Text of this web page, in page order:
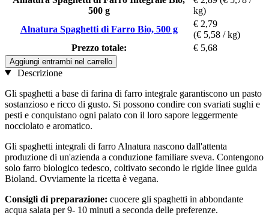
500 g
kg)
Alnatura Spaghetti di Farro Bio, 500 g
€ 2,79
(€ 5,58 / kg)
Prezzo totale:
€ 5,68
Aggiungi entrambi nel carrello
Descrizione
Gli spaghetti a base di farina di farro integrale garantiscono un pasto
sostanzioso e ricco di gusto. Si possono condire con svariati sughi e
pesti e conquistano ogni palato con il loro sapore leggermente
nocciolato e aromatico.
Gli spaghetti integrali di farro Alnatura nascono dall'attenta
produzione di un'azienda a conduzione familiare sveva. Contengono
solo farro biologico tedesco, coltivato secondo le rigide linee guida
Bioland. Ovviamente la ricetta è vegana.
Consigli di preparazione: cuocere gli spaghetti in abbondante
acqua salata per 9- 10 minuti a seconda delle preferenze.